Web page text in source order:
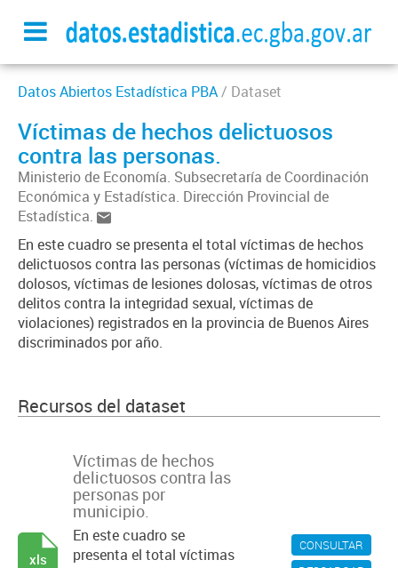
Datos Abiertos Estadística PBA/ Dataset
Víctimas de hechos delictuosos
contra las personas.
Ministerio de Economía. Subsecretaría de Coordinación
Económica y Estadística. Dirección Provincial de
Estadística.
En este cuadro se presenta el total víctimas de hechos
delictuosos contra las personas (víctimas de homicidios
dolosos, víctimas de lesiones dolosas, víctimas de otros
delitos contra la integridad sexual, víctimas de
violaciones) registrados en la provincia de Buenos Aires
discriminados por año.
Recursos del dataset
CONSULTAR
Víctimas de hechos
delictuosos contra las
personas por
municipio.
En este cuadro se
presenta el total víctimas
xls